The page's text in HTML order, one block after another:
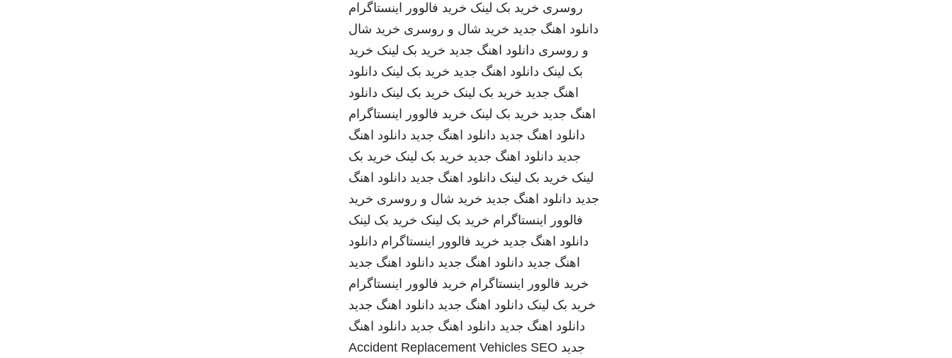
روسری خرید بک لینک خرید فالوور اینستاگرام
دانلود اهنگ جدید خرید شال و روسری خرید شال
و روسری دانلود اهنگ جدید خرید بک لینک خرید
بک لینک دانلود اهنگ جدید خرید بک لینک دانلود
اهنگ جدید خرید بک لینک خرید بک لینک دانلود
اهنگ جدید خرید بک لینک خرید فالوور اینستاگرام
دانلود اهنگ جدید دانلود اهنگ جدید دانلود اهنگ
جدید دانلود اهنگ جدید خرید بک لینک خرید بک
لینک خرید بک لینک دانلود اهنگ جدید دانلود اهنگ
جدید دانلود اهنگ جدید خرید شال و روسری خرید
فالوور اینستاگرام خرید بک لینک خرید بک لینک
دانلود اهنگ جدید خرید فالوور اینستاگرام دانلود
اهنگ جدید دانلود اهنگ جدید دانلود اهنگ جدید
خرید فالوور اینستاگرام خرید فالوور اینستاگرام
خرید بک لینک دانلود اهنگ جدید دانلود اهنگ جدید
دانلود اهنگ جدید دانلود اهنگ جدید دانلود اهنگ
جدید
Accident Replacement Vehicles SEO